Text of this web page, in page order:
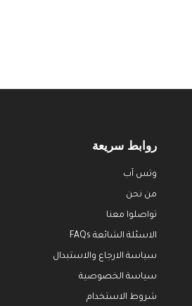
روابط سريعة
وتس آب
من نحن
تواصلوا معنا
الاسئلة الشائعة FAQs
سياسة الارجاع والاستبدال
سياسة الخصوصية
شروط الاستخدام